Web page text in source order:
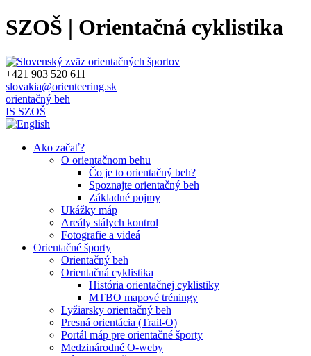
SZOŠ | Orientačná cyklistika
+421 903 520 611
slovakia@orienteering.sk
orientačný beh
IS SZOŠ
Ako začať?
O orientačnom behu
Čo je to orientačný beh?
Spoznajte orientačný beh
Základné pojmy
Ukážky máp
Areály stálych kontrol
Fotografie a videá
Orientačné športy
Orientačný beh
Orientačná cyklistika
História orientačnej cyklistiky
MTBO mapové tréningy
Lyžiarsky orientačný beh
Presná orientácia (Trail-O)
Portál máp pre orientačné športy
Medzinárodné O-weby